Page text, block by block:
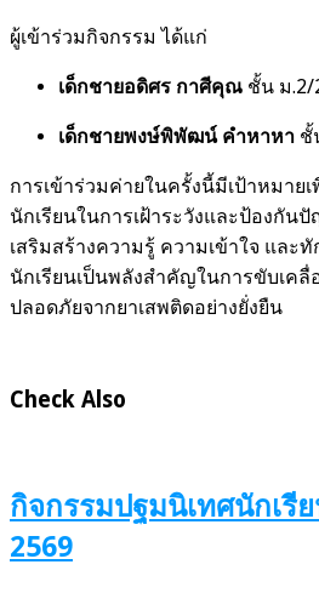
ผู้เข้าร่วมกิจกรรม ได้แก่
เด็กชายอดิศร กาศีคุณ ชั้น ม.2/
เด็กชายพงษ์พิพัฒน์ คำหาหา ชั้
การเข้าร่วมค่ายในครั้งนี้มีเป้าหมาย
นักเรียนในการเฝ้าระวังและป้องกัน
เสริมสร้างความรู้ ความเข้าใจ และ
นักเรียนเป็นพลังสำคัญในการขับเค
ปลอดภัยจากยาเสพติดอย่างยั่งยืน
Check Also
กิจกรรมปฐมนิเทศนักเรี
2569